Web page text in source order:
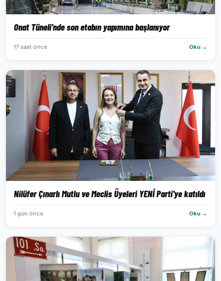
Onat Tüneli'nde son etabın yapımına başlanıyor
17 saat önce Oku →
Nilüfer Çınarlı Mutlu ve Meclis Üyeleri YENİ Parti'ye katıldı
1 gün önce Oku →